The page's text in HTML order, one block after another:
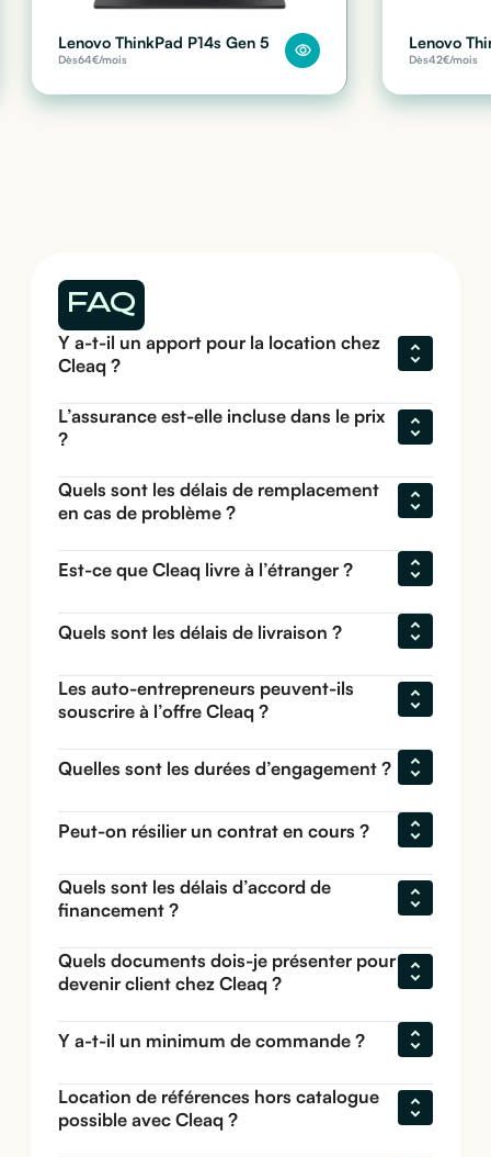
Lenovo ThinkPad P14s Gen 5
Dès64€/mois
Lenovo
Dès42€/mois
FAQ
Y a-t-il un apport pour la location chez
Cleaq ?
L’assurance est-elle incluse dans le prix
?
Quels sont les délais de remplacement
en cas de problème ?
Est-ce que Cleaq livre à l’étranger ?
Quels sont les délais de livraison ?
Les auto-entrepreneurs peuvent-ils
souscrire à l’offre Cleaq ?
Quelles sont les durées d’engagement ?
Peut-on résilier un contrat en cours ?
Quels sont les délais d’accord de
financement ?
Quels documents dois-je présenter pour
devenir client chez Cleaq ?
Y a-t-il un minimum de commande ?
Location de références hors catalogue
possible avec Cleaq ?